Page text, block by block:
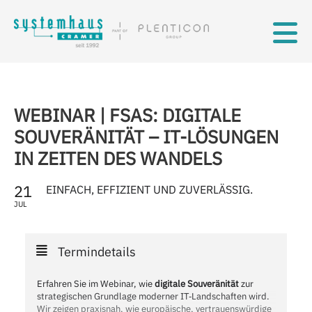
Skip to main content
WEBINAR | FSAS: DIGITALE
SOUVERÄNITÄT – IT-LÖSUNGEN
IN ZEITEN DES WANDELS
21
JUL
EINFACH, EFFIZIENT UND ZUVERLÄSSIG.
Termindetails
Erfahren Sie im Webinar, wiedigitale Souveränitätzur
strategischen Grundlage moderner IT‑Landschaften wird.
Wir zeigen praxisnah, wie europäische, vertrauenswürdige